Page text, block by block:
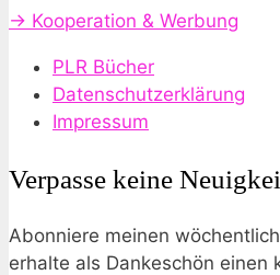
→ Kooperation & Werbung
PLR Bücher
Datenschutzerklärung
Impressum
Verpasse keine
Abonniere meinen
erhalte als Dankeschön einen